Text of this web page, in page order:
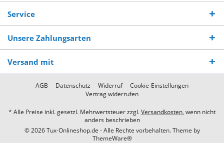
Service
Unsere Zahlungsarten
Versand mit
AGB Datenschutz Widerruf
Cookie-Einstellungen
Vertrag widerrufen
* Alle Preise inkl. gesetzl. Mehrwertsteuer zzgl.Versandkosten, wenn nicht
anders beschrieben
© 2026 Tux-Onlineshop.de - Alle Rechte vorbehalten. Theme by
ThemeWare®